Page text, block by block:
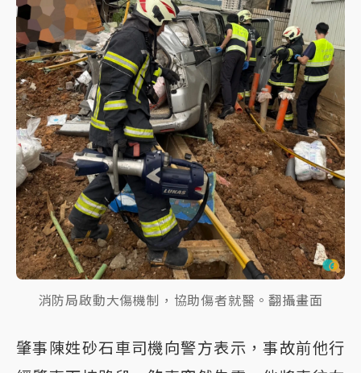
消防局啟動大傷機制，協助傷者就醫。翻攝畫面
肇事陳姓砂石車司機向警方表示，事故前他行